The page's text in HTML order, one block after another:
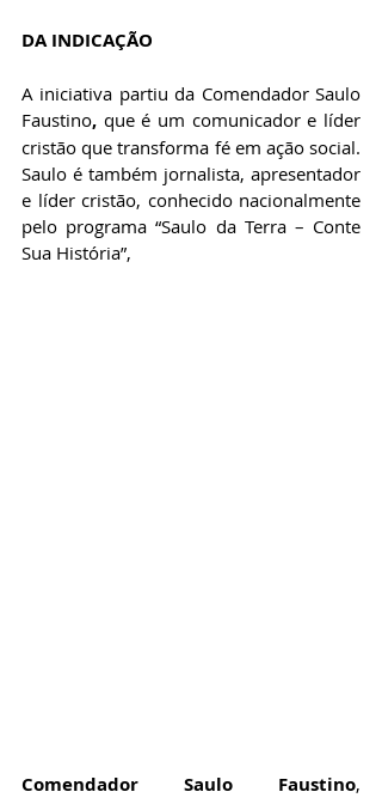
DA INDICAÇÃO
A iniciativa partiu da Comendador Saulo
Faustino, que é um comunicador e líder
cristão que transforma fé em ação social.
Saulo é também jornalista, apresentador
e líder cristão, conhecido nacionalmente
pelo programa “Saulo da Terra – Conte
Sua História”,
Comendador Saulo Faustino,